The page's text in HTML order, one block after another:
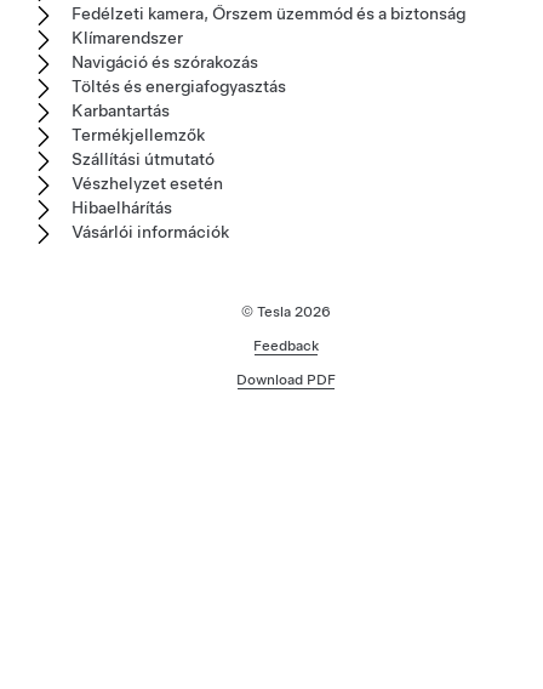
Fedélzeti kamera, Őrszem üzemmód és a biztonság
Klímarendszer
Navigáció és szórakozás
Töltés és energiafogyasztás
Karbantartás
Termékjellemzők
Szállítási útmutató
Vészhelyzet esetén
Hibaelhárítás
Vásárlói információk
© Tesla 2026
Feedback
Download PDF